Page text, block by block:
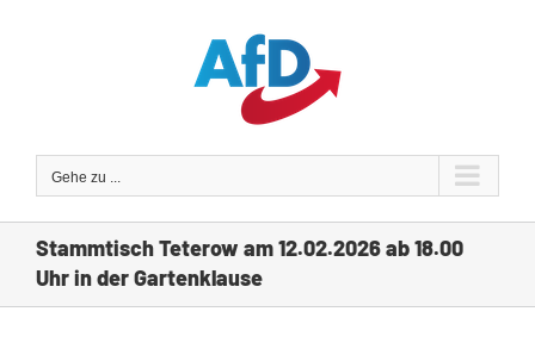
Gehe zu ...
Stammtisch Teterow am 12.02.2026 ab 18.00
Uhr in der Gartenklause